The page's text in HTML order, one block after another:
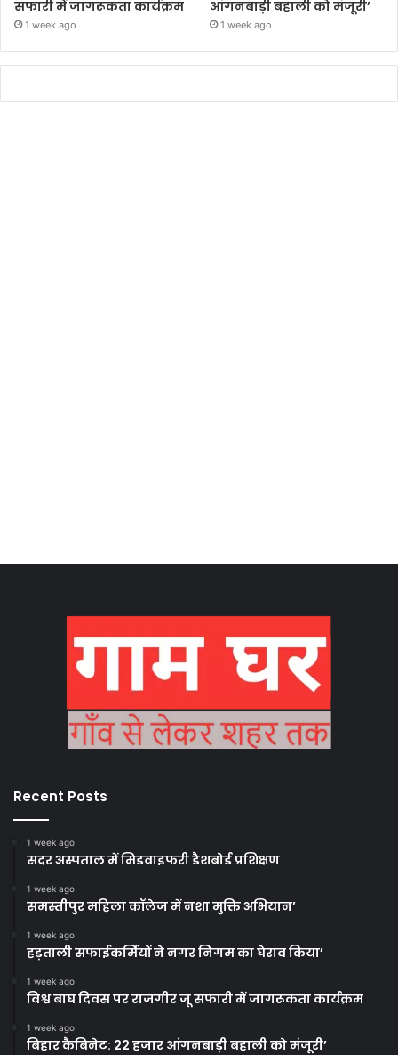
सफारी में जागरूकता कार्यक्रम
1 week ago
आंगनबाड़ी बहाली को मंजूरी’
1 week ago
Recent Posts
1 week ago
सदर अस्पताल में मिडवाइफरी डैशबोर्ड प्रशिक्षण
1 week ago
समस्तीपुर महिला कॉलेज में नशा मुक्ति अभियान’
1 week ago
हड़ताली सफाईकर्मियों ने नगर निगम का घेराव किया’
1 week ago
विश्व बाघ दिवस पर राजगीर जू सफारी में जागरूकता कार्यक्रम
1 week ago
बिहार कैबिनेट: 22 हजार आंगनबाड़ी बहाली को मंजूरी’